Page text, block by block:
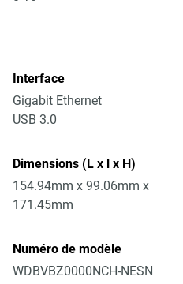
Interface
Gigabit Ethernet
USB 3.0
Dimensions (L x l x H)
154.94mm x 99.06mm x
171.45mm
Numéro de modèle
WDBVBZ0000NCH-NESN